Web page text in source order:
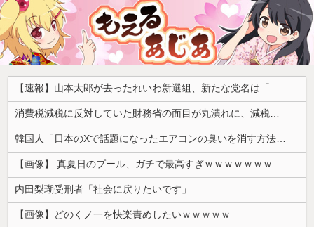
【速報】山本太郎が去ったれいわ新選組、新たな党名は「いのちの党」 略称「いのち」
消費税減税に反対していた財務省の面目が丸潰れに、減税が決まった途端に市場が動き出したが……
韓国人「日本のXで話題になったエアコンの臭いを消す方法をご覧ください」→「これマジ？」
【画像】 真夏日のプール、ガチで最高すぎｗｗｗｗｗｗｗｗｗｗ
内田梨瑚受刑者「社会に戻りたいです」
【画像】どのくノ一を快楽責めしたいｗｗｗｗｗ